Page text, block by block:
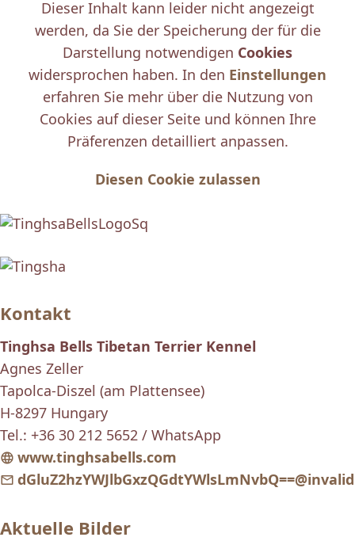
Dieser Inhalt kann leider nicht angezeigt
werden, da Sie der Speicherung der für die
Darstellung notwendigen Cookies
widersprochen haben. In den Einstellungen
erfahren Sie mehr über die Nutzung von
Cookies auf dieser Seite und können Ihre
Präferenzen detailliert anpassen.
Diesen Cookie zulassen
Kontakt
Tinghsa Bells Tibetan Terrier Kennel
Agnes Zeller
Tapolca-Diszel (am Plattensee)
H-8297 Hungary
Tel.: +36 30 212 5652 / WhatsApp
www.tinghsabells.com
dGluZ2hzYWJlbGxzQGdtYWlsLmNvbQ==@invalid
Aktuelle Bilder